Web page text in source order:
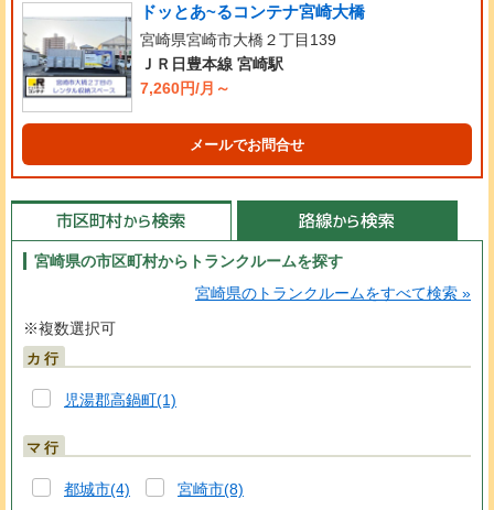
ドッとあ~るコンテナ宮崎大橋
宮崎県宮崎市大橋２丁目139
ＪＲ日豊本線 宮崎駅
7,260円/月～
メールでお問合せ
宮崎県の市区町村からトランクルームを探す
宮崎県のトランクルームをすべて検索
※複数選択可
カ行
児湯郡高鍋町(1)
マ行
都城市(4) 宮崎市(8)